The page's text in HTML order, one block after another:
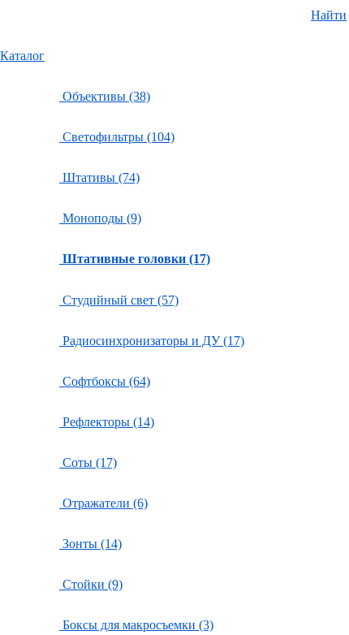
Найти
Каталог
Объективы (38)
Светофильтры (104)
Штативы (74)
Моноподы (9)
Штативные головки (17)
Студийный свет (57)
Радиосинхронизаторы и ДУ (17)
Софтбоксы (64)
Рефлекторы (14)
Соты (17)
Отражатели (6)
Зонты (14)
Стойки (9)
Боксы для макросъемки (3)